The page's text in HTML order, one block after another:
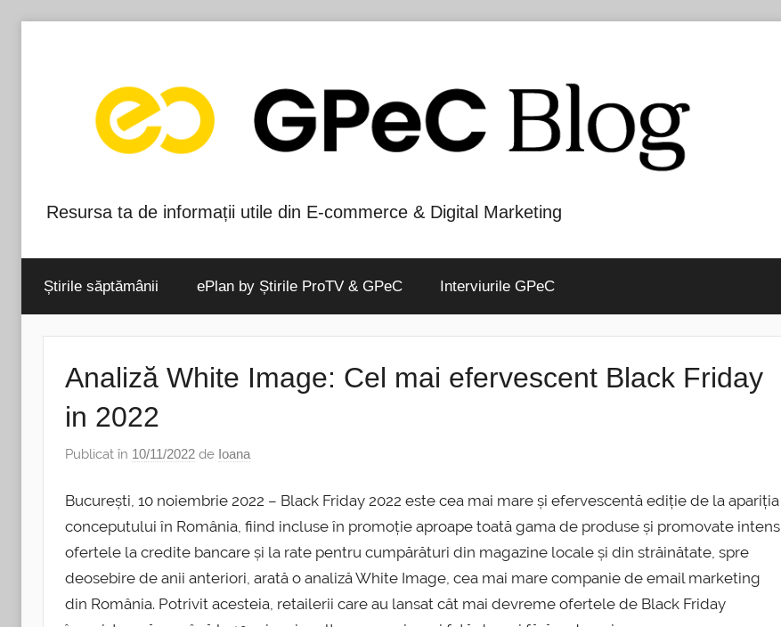
Blog-
ul
GPeC
Resursa ta de informații utile din E-commerce & Digital Marketing
Știrile săptămânii ePlan by Știrile ProTV & GPeC Interviurile GPeC
Analiză White Image: Cel mai efervescent Black Friday
in 2022
Publicat în 10/11/2022 de Ioana
București, 10 noiembrie 2022 – Black Friday 2022 este cea mai mare și efervescentă ediție de la apariția
conceputului în România, fiind incluse în promoție aproape toată gama de produse și promovate intens
ofertele la credite bancare și la rate pentru cumpărături din magazine locale și din străinătate, spre
deosebire de anii anteriori, arată o analiză White Image, cea mai mare companie de email marketing
din România. Potrivit acesteia, retailerii care au lansat cât mai devreme ofertele de Black Friday